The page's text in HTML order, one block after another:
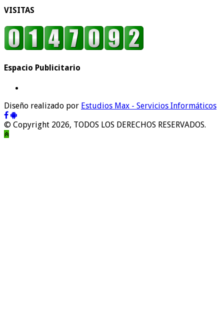
VISITAS
Espacio Publicitario
Diseño realizado por Estudios Max - Servicios Informáticos
© Copyright 2026, TODOS LOS DERECHOS RESERVADOS.